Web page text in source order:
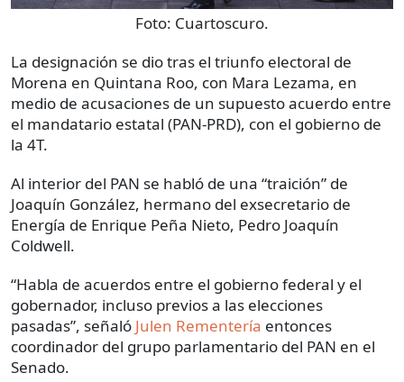
Foto: Cuartoscuro.
La designación se dio tras el triunfo electoral de
Morena en Quintana Roo, con Mara Lezama, en
medio de acusaciones de un supuesto acuerdo entre
el mandatario estatal (PAN-PRD), con el gobierno de
la 4T.
Al interior del PAN se habló de una “traición” de
Joaquín González, hermano del exsecretario de
Energía de Enrique Peña Nieto, Pedro Joaquín
Coldwell.
“Habla de acuerdos entre el gobierno federal y el
gobernador, incluso previos a las elecciones
pasadas”, señaló Julen Rementería entonces
coordinador del grupo parlamentario del PAN en el
Senado.